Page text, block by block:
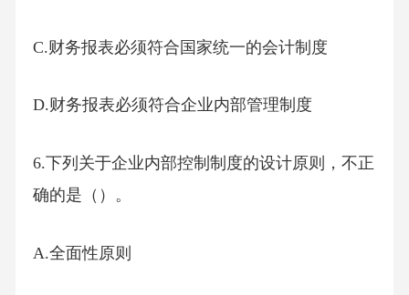
C.财务报表必须符合国家统一的会计制度
D.财务报表必须符合企业内部管理制度
6.下列关于企业内部控制制度的设计原则，不正
确的是（）。
A.全面性原则